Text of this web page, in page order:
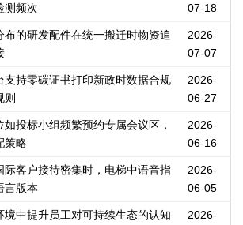
测频次
07-18
的研发配件在统一搬迁时物资追
2026-
07-07
支持零碳证书打印新政时数据合规
则
2026-
06-27
投标小组频繁预约专属会议区，
策略
2026-
06-16
际客户接待密集时，电梯中语音指
言版本
2026-
06-05
境中提升员工对可持续生态的认知
2026-